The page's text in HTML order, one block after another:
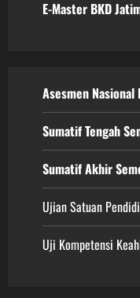
E-Master BKD
Asesmen
Sumatif Tengah
Sumatif Akhir
Ujian Satuan
Uji Kompetensi